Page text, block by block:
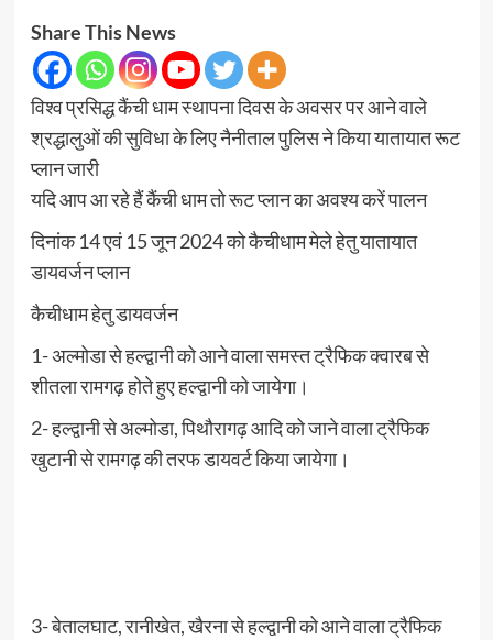
Share This News
विश्व प्रसिद्ध कैंची धाम स्थापना दिवस के अवसर पर आने वाले
श्रद्धालुओं की सुविधा के लिए नैनीताल पुलिस ने किया यातायात रूट
प्लान जारी
यदि आप आ रहे हैं कैंची धाम तो रूट प्लान का अवश्य करें पालन
दिनांक 14 एवं 15 जून 2024 को कैचीधाम मेले हेतु यातायात
डायवर्जन प्लान
कैचीधाम हेतु डायवर्जन
1- अल्मोडा से हल्द्वानी को आने वाला समस्त ट्रैफिक क्वारब से
शीतला रामगढ़ होते हुए हल्द्वानी को जायेगा।
2- हल्द्वानी से अल्मोडा, पिथौरागढ़ आदि को जाने वाला ट्रैफिक
खुटानी से रामगढ़ की तरफ डायवर्ट किया जायेगा।
3- बेतालघाट, रानीखेत, खैरना से हल्द्वानी को आने वाला ट्रैफिक